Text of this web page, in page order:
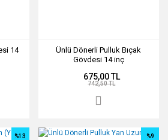
14
Ünlü Dönerli Pulluk Bıçak
Gövdesi 14 inç
675,00 TL
742,50 TL
%13 %9